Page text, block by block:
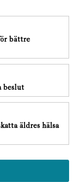
bättre
beslut
äldres hälsa